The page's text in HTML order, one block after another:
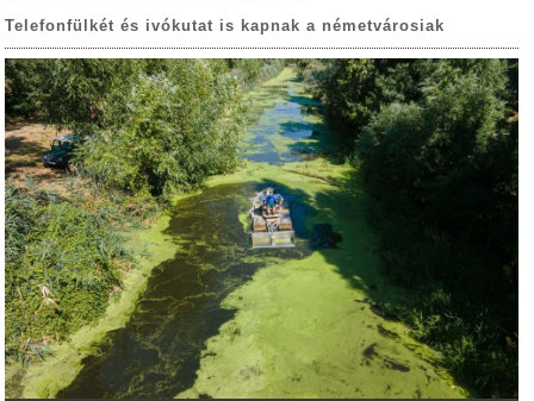
Telefonfülkét és ivókutat is kapnak a németvárosiak